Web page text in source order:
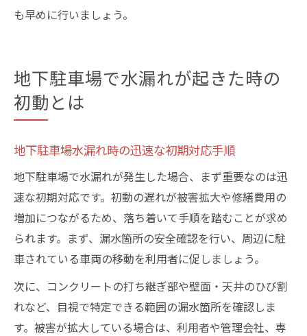
も早めに行いましょう。
地下駐車場で水漏れが起きた時の
初動とは
地下駐車場水漏れ時の迅速な初期対応手順
地下駐車場で水漏れが発生した場合、まず重要なのは迅
速な初期対応です。初動の遅れが被害拡大や修繕費用の
増加につながるため、落ち着いて手順を踏むことが求め
られます。まず、漏水箇所の安全確認を行い、周辺に駐
車されている車両の移動を利用者に促しましょう。
次に、コンクリートの打ち継ぎ部や壁面・天井のひび割
れなど、目視で特定できる範囲の漏水箇所を確認しま
す。被害が拡大している場合は、利用者や管理会社、専